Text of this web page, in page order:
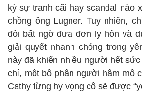
kỳ sự tranh cãi hay scandal nào
chồng ông Lugner. Tuy nhiên,
đôi bất ngờ đưa đơn ly hôn và
giải quyết nhanh chóng trong
này đã khiến nhiều người hết sức
chí, một bộ phận người hâm mộ
Cathy từng hy vọng cô sẽ được